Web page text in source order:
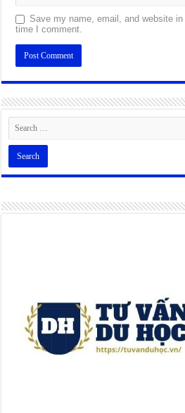
Save my name, email, and website
time I comment.
Alternative: